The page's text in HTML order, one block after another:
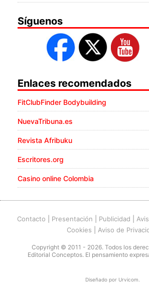
Síguenos
Enlaces recomendados
FitClubFinder Bodybuilding
NuevaTribuna.es
Revista Afribuku
Escritores.org
Casino online Colombia
Contacto Presentación Publicidad
Cookies
Aviso de
Copyright © 2011 - 2026. Todos los
Editorial Conceptos. El pensamiento
Diseñado por Urvicom